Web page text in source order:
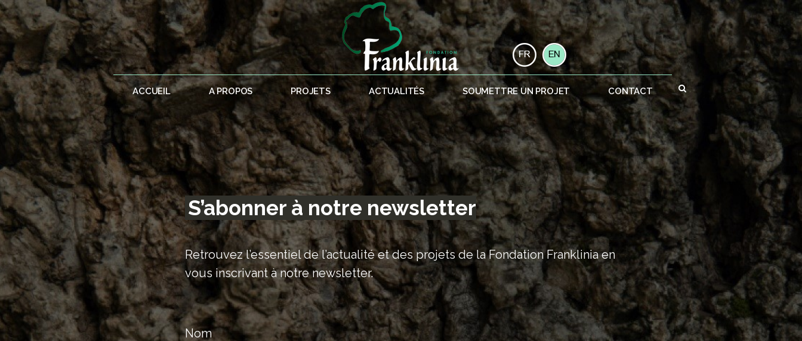
ACCUEIL A PROPOS PROJETS ACTUALITÉS SOUMETTRE UN PROJET CONTACT
S’abonner à notre newsletter
Retrouvez l’essentiel de l’actualité et des projets de la Fondation Franklinia en
vous inscrivant à notre newsletter.
Nom